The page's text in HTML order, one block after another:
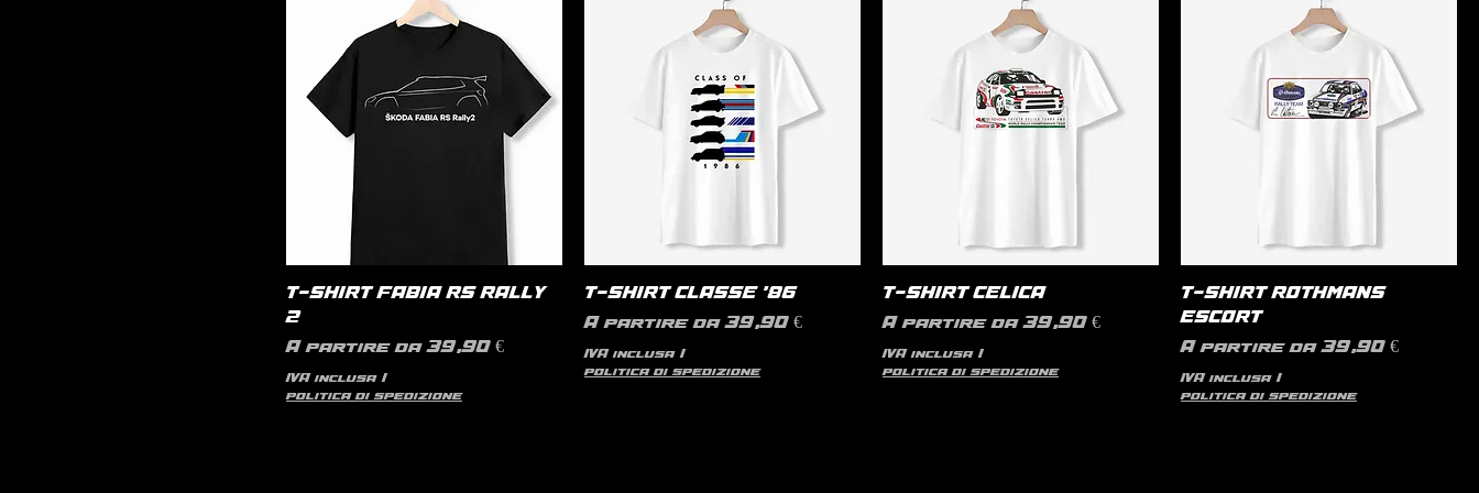
T-SHIRT FABIA RS RALLY
2
A partire da39,90 €
Prezzo scontato
IVA inclusa|
politica di spedizione
T-SHIRT CLASSE '86
A partire da39,90 €
Prezzo scontato
IVA inclusa|
politica di spedizione
T-SHIRT CELICA
A partire da39,90 €
Prezzo scontato
IVA inclusa|
politica di spedizione
T-SHIRT ROTHMANS
ESCORT
A partire da39,90 €
Prezzo scontato
IVA inclusa|
politica di spedizione